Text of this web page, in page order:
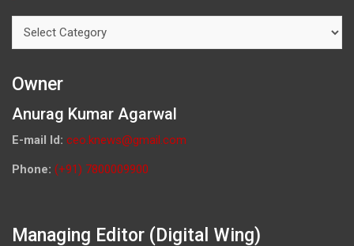
Owner
Anurag Kumar Agarwal
E-mail Id: ceo.knews@gmail.com
Phone: (+91) 7800009900
Managing Editor (Digital Wing)